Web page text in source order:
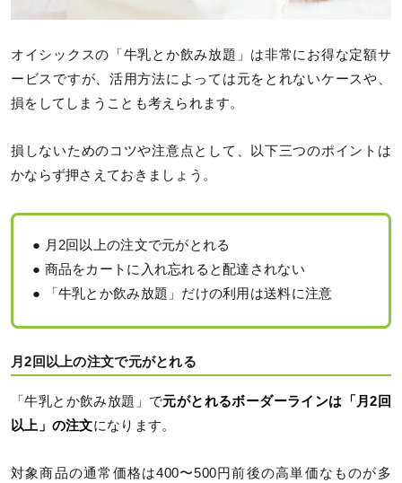
オイシックスの「牛乳とか飲み放題」は非常にお得な定額サ
ービスですが、活用方法によっては元をとれないケースや、
損をしてしまうことも考えられます。
損しないためのコツや注意点として、以下三つのポイントは
かならず押さえておきましょう。
● 月2回以上の注文で元がとれる
● 商品をカートに入れ忘れると配達されない
● 「牛乳とか飲み放題」だけの利用は送料に注意
月2回以上の注文で元がとれる
「牛乳とか飲み放題」で元がとれるボーダーラインは「月2回
以上」の注文になります。
対象商品の通常価格は400〜500円前後の高単価なものが多